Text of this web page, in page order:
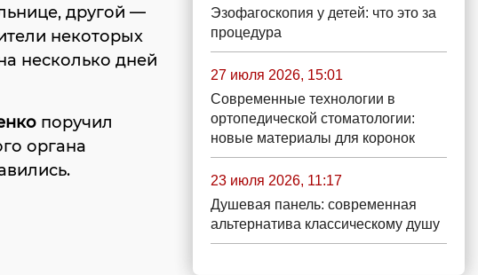
другой —
некоторых
несколько дней
поручил
органа
Эзофагоскопия у детей: что это за
процедура
27 июля 2026, 15:01
Современные технологии в
ортопедической стоматологии:
новые материалы для коронок
23 июля 2026, 11:17
Душевая панель: современная
альтернатива классическому душу